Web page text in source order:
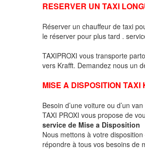
RESERVER UN TAXI
Réserver un chauffeur de taxi
le réserver pour plus tard .
TAXIPROXI vous transporte
vers Krafft. Demandez nous un
MISE A DISPOSITION TAXI
Besoin d’une voiture ou d’un
TAXI PROXI vous propose de
service de Mise a Disposition
Nous mettons à votre
répondre à tous vos besoins de